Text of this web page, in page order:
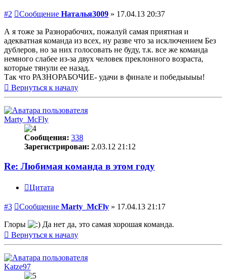
#2 Сообщение Наталья3009 » 17.04.13 20:37
А я тоже за Разнорабочих, пожалуй самая приятная и
адекватная команда из всех, ну разве что за исключением Без
дублеров, но за них голосовать не буду, т.к. все же команда
немного слабее из-за двух человек преклонного возраста,
которые тянули ее назад.
Так что РАЗНОРАБОЧИЕ- удачи в финале и победыыыы!
Вернуться к началу
Marty_McFly
Сообщения: 338
Зарегистрирован: 2.03.12 21:12
Re: Любимая команда в этом году
Цитата
#3 Сообщение Marty_McFly » 17.04.13 21:17
Глоры
Да нет да, это самая хорошая команда.
Вернуться к началу
Katze97